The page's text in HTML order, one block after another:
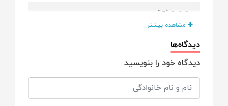
چرم صنعتی
قابل شستشو
با دست
اقلام همراه
مشاهده بیشتر
دیدگاه‌ها
دیدگاه خود را بنویسید